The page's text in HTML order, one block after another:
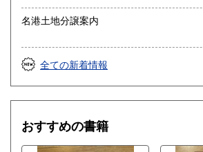
名港土地分譲案内
全ての新着情報
おすすめの書籍